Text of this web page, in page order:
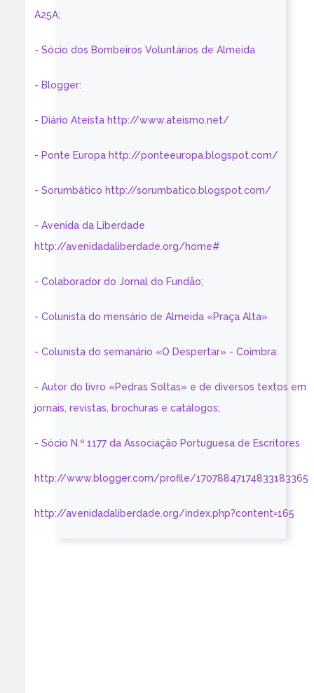
A25A;
- Sócio dos Bombeiros Voluntários de Almeida
- Blogger:
- Diário Ateísta http://www.ateismo.net/
- Ponte Europa http://ponteeuropa.blogspot.com/
- Sorumbático http://sorumbatico.blogspot.com/
- Avenida da Liberdade
http://avenidadaliberdade.org/home#
- Colaborador do Jornal do Fundão;
- Colunista do mensário de Almeida «Praça Alta»
- Colunista do semanário «O Despertar» - Coimbra:
- Autor do livro «Pedras Soltas» e de diversos textos em
jornais, revistas, brochuras e catálogos;
- Sócio N.º 1177 da Associação Portuguesa de Escritores
http://www.blogger.com/profile/17078847174833183365
http://avenidadaliberdade.org/index.php?content=165